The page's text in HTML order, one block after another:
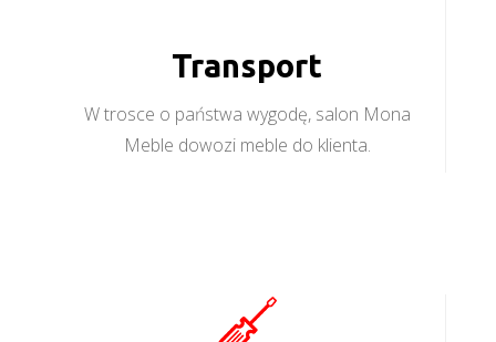
Transport
W trosce o państwa wygodę, salon Mona
Meble dowozi meble do klienta.